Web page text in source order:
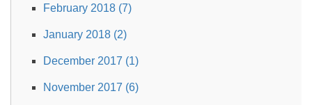
February 2018 (7)
January 2018 (2)
December 2017 (1)
November 2017 (6)